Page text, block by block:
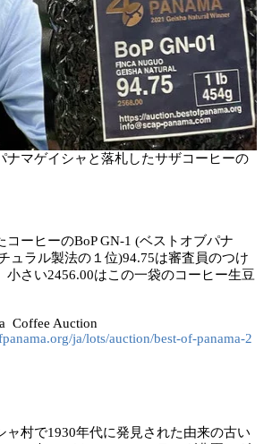
ナマゲイシャと落札したサザコーヒーの
コーヒーのBoP GN-1 (ベストオブパナ
ュラル製法の１位)94.75は審査員のつけ
小さい2456.00はこの一袋のコーヒー生豆
Coffee Auction
ja/lots/auction/best-of-panama-2
ャ村で1930年代に発見された由来の古い